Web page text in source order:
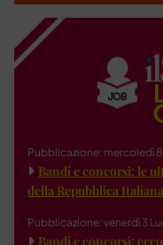
Pubblicazione: mercoledì
Bandi e concorsi: le
della Repubblica
Pubblicazione: venerdì 3
Bandi e concorsi: